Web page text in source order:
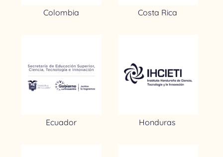
Colombia Costa Rica
Ecuador Honduras